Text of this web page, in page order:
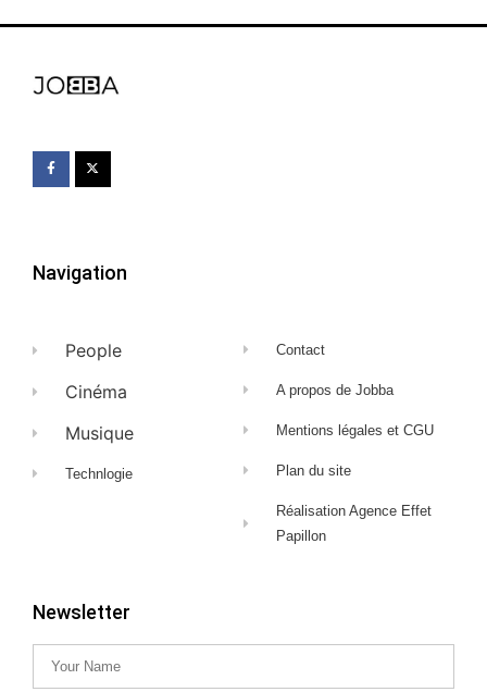
Navigation
People
Cinéma
Musique
Technlogie
Contact
A propos de Jobba
Mentions légales et CGU
Plan du site
Réalisation Agence Effet
Papillon
Newsletter